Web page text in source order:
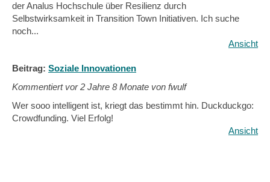
der Analus Hochschule über Resilienz durch
Selbstwirksamkeit in Transition Town Initiativen. Ich suche
noch...
Ansicht
Beitrag: Soziale Innovationen
Kommentiert vor2 Jahre 8 Monate von fwulf
Wer sooo intelligent ist, kriegt das bestimmt hin. Duckduckgo:
Crowdfunding. Viel Erfolg!
Ansicht